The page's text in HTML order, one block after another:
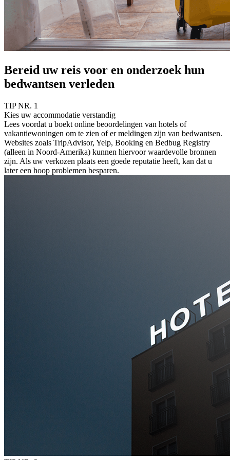
Bereid uw reis voor en onderzoek hun
bedwantsen verleden
TIP NR. 1
Kies uw accommodatie verstandig
Lees voordat u boekt online beoordelingen van hotels of
vakantiewoningen om te zien of er meldingen zijn van bedwantsen.
Websites zoals TripAdvisor, Yelp, Booking en Bedbug Registry
(alleen in Noord-Amerika) kunnen hiervoor waardevolle bronnen
zijn. Als uw verkozen plaats een goede reputatie heeft, kan dat u
later een hoop problemen besparen.